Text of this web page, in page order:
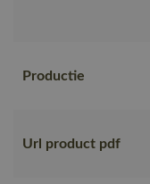
Productie
Url product pdf